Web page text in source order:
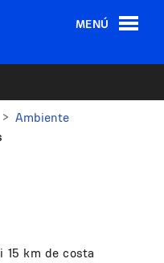
MENÚ
Ambiente
15 km de costa